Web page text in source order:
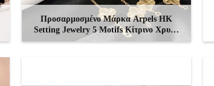
Προσαρμοσμένο Μάρκα Arpels HK
Setting Jewelry 5 Motifs Κίτρινο Χρυσό
VCA Vintage Βραχιόλι